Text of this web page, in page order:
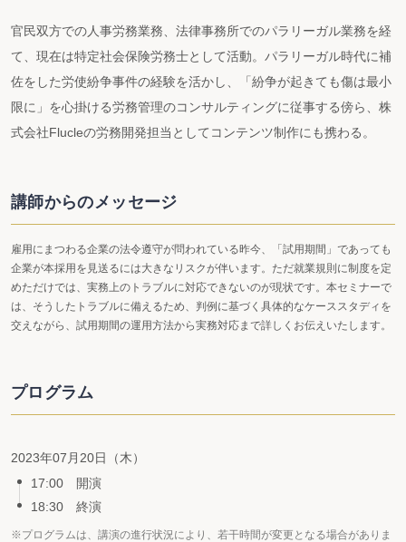
官民双方での人事労務業務、法律事務所でのパラリーガル業務を経
て、現在は特定社会保険労務士として活動。パラリーガル時代に補
佐をした労使紛争事件の経験を活かし、「紛争が起きても傷は最小
限に」を心掛ける労務管理のコンサルティングに従事する傍ら、株
式会社Flucleの労務開発担当としてコンテンツ制作にも携わる。
講師からのメッセージ
雇用にまつわる企業の法令遵守が問われている昨今、「試用期間」であっても
企業が本採用を見送るには大きなリスクが伴います。ただ就業規則に制度を定
めただけでは、実務上のトラブルに対応できないのが現状です。本セミナーで
は、そうしたトラブルに備えるため、判例に基づく具体的なケーススタディを
交えながら、試用期間の運用方法から実務対応まで詳しくお伝えいたします。
プログラム
2023年07月20日（木）
17:00 開演
18:30 終演
※プログラムは、講演の進行状況により、若干時間が変更となる場合がありま